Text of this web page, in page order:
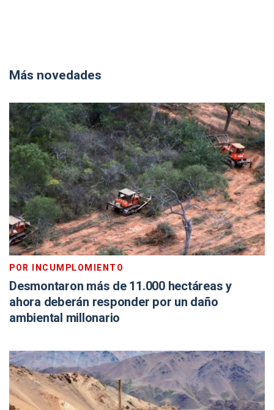
Más novedades
POR INCUMPLOMIENTO
Desmontaron más de 11.000 hectáreas y
ahora deberán responder por un daño
ambiental millonario